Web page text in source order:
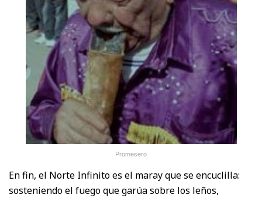
Promesero
En fin, el Norte Infinito es el maray que se encuclilla:
sosteniendo el fuego que garúa sobre los leños,